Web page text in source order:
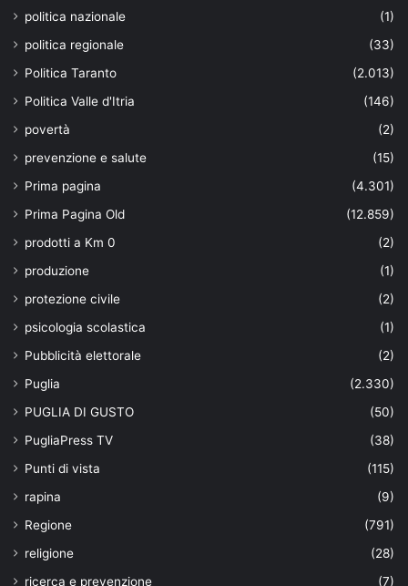
politica nazionale
(1)
politica regionale
(33)
Politica Taranto
(2.013)
Politica Valle d'Itria
(146)
povertà
(2)
prevenzione e salute
(15)
Prima pagina
(4.301)
Prima Pagina Old
(12.859)
prodotti a Km 0
(2)
produzione
(1)
protezione civile
(2)
psicologia scolastica
(1)
Pubblicità elettorale
(2)
Puglia
(2.330)
PUGLIA DI GUSTO
(50)
PugliaPress TV
(38)
Punti di vista
(115)
rapina
(9)
Regione
(791)
religione
(28)
ricerca e prevenzione
(7)